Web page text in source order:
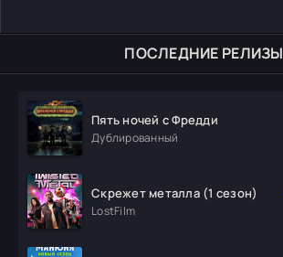
ПОСЛЕДНИЕ РЕЛИЗЫ
Пять ночей с Фредди
Дублированный
Скрежет металла (1 сезон)
LostFilm